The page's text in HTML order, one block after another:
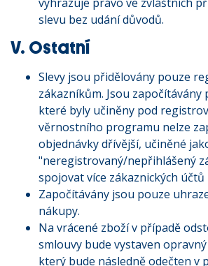
slevu bez udání důvodů.
V. Ostatní
Slevy jsou přidělovány pouze
zákazníkům. Jsou započítávány
které byly učiněny pod
věrnostního programu nelze
objednávky dřívější, učiněné
"neregistrovaný/nepřihlášený
spojovat více zákaznických účtů
Započítávány jsou pouze
nákupy.
Na vrácené zboží v případě
smlouvy bude vystaven
který bude následně odečten v